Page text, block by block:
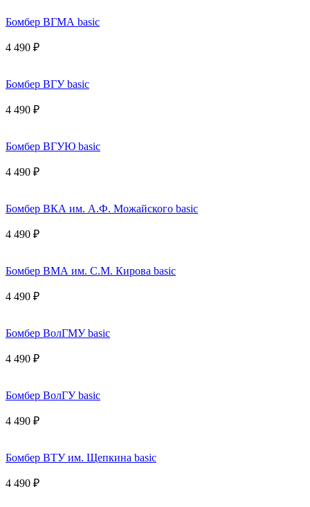
Бомбер ВГМА basic
4 490 ₽
Бомбер ВГУ basic
4 490 ₽
Бомбер ВГУЮ basic
4 490 ₽
Бомбер ВКА им. А.Ф. Можайского basic
4 490 ₽
Бомбер ВМА им. С.М. Кирова basic
4 490 ₽
Бомбер ВолГМУ basic
4 490 ₽
Бомбер ВолГУ basic
4 490 ₽
Бомбер ВТУ им. Щепкина basic
4 490 ₽